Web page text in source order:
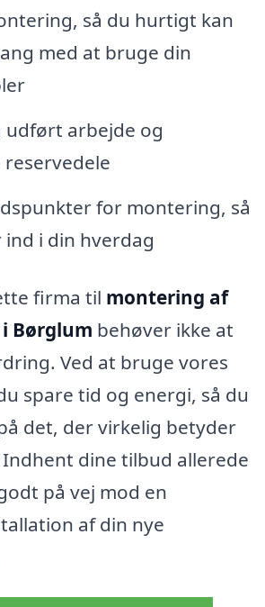
så du hurtigt kan
med at bruge din
udført arbejde og
for montering, så
ind i din hverdag
firma til montering af
Børglum behøver ikke at
Ved at bruge vores
spare tid og energi, så du
det, der virkelig betyder
dine tilbud allerede
på vej mod en
af din nye